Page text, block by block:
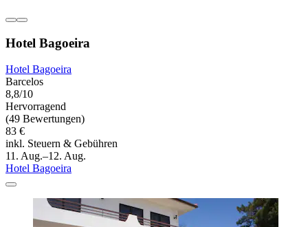
Hotel Bagoeira
Hotel Bagoeira
Barcelos
8,8/10
Hervorragend
(49 Bewertungen)
83 €
inkl. Steuern & Gebühren
11. Aug.–12. Aug.
Hotel Bagoeira